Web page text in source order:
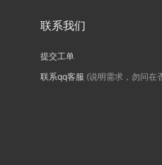
联系我们
提交工单
联系qq客服 (说明需求，勿问在